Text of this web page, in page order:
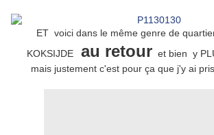
ET voici dans le même genre de
KOKSIJDE
au retour et bien y
mais justement c'est pour ça que j'y ai